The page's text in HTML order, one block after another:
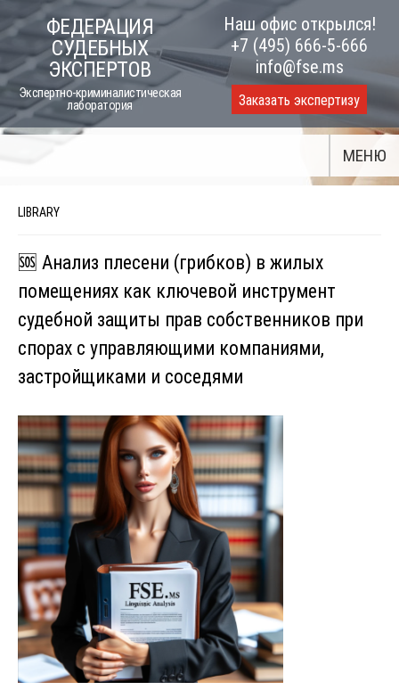
to
content
ФЕДЕРАЦИЯ
СУДЕБНЫХ
ЭКСПЕРТОВ
Экспертно-криминалистическая
лаборатория
Наш офис открылся!
+7 (495) 666-5-666
info@fse.ms
Заказать экспертизу
МЕНЮ
LIBRARY
🆘 Анализ плесени (грибков) в жилых
помещениях как ключевой инструмент
судебной защиты прав собственников при
спорах с управляющими компаниями,
застройщиками и соседями